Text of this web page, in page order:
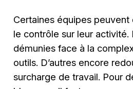
Certaines équipes
le contrôle sur leur activité.
démunies face à la
outils. D’autres encore
surcharge de travail. Pour